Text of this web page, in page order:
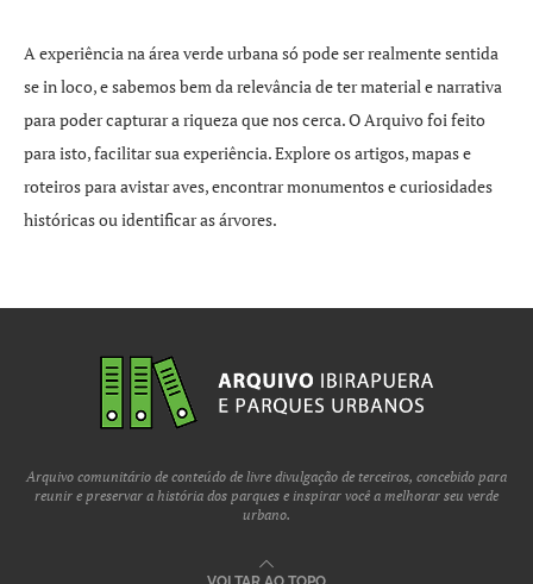
A experiência na área verde urbana só pode ser realmente sentida
se in loco, e sabemos bem da relevância de ter material e narrativa
para poder capturar a riqueza que nos cerca. O Arquivo foi feito
para isto, facilitar sua experiência. Explore os artigos, mapas e
roteiros para avistar aves, encontrar monumentos e curiosidades
históricas ou identificar as árvores.
Arquivo comunitário de conteúdo de livre divulgação de terceiros, concebido para
reunir e preservar a história dos parques e inspirar você a melhorar seu verde
urbano.